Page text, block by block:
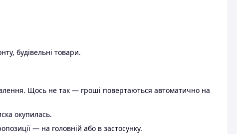
будівельні товари.
Щось не так — гроші повертаються автоматично на
окупилась.
— на головній або в застосунку.